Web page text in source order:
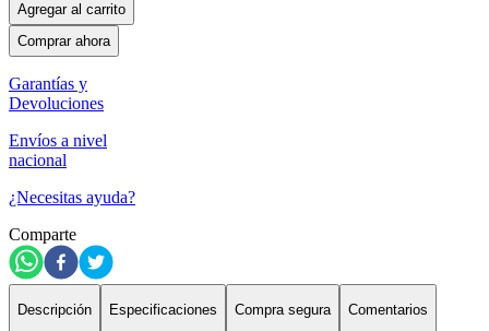
Agregar al carrito
Comprar ahora
Garantías y
Devoluciones
Envíos a nivel
nacional
¿Necesitas ayuda?
Comparte
Descripción Especificaciones Compra segura Comentarios